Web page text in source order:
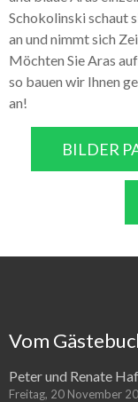
Schokolinski schaut
an und nimmt sich
Möchten Sie Aras
so bauen wir Ihnen
an!
BILDER
Vom
Peter und Renate
Freitag, 20 November